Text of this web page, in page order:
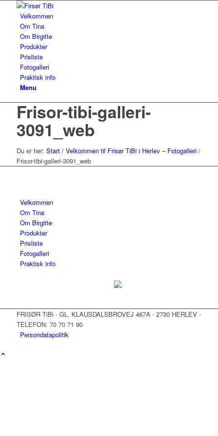
Velkommen
Om Tina
Om Birgitte
Produkter
Prisliste
Fotogalleri
Praktisk info
Menu
Frisor-tibi-galleri-
3091_web
Du er her: Start / Velkommen til Frisør TiBi i Herlev – Fotogalleri /
Frisor-tibi-galleri-3091_web
Velkommen
Om Tina
Om Birgitte
Produkter
Prisliste
Fotogalleri
Praktisk info
FRISØR TiBi - GL. KLAUSDALSBROVEJ 467A - 2730 HERLEV -
TELEFON: 70 70 71 90
Persondatapolitik